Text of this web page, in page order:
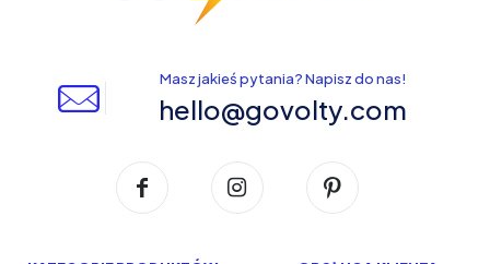
Masz jakieś pytania? Napisz do nas!
hello@govolty.com